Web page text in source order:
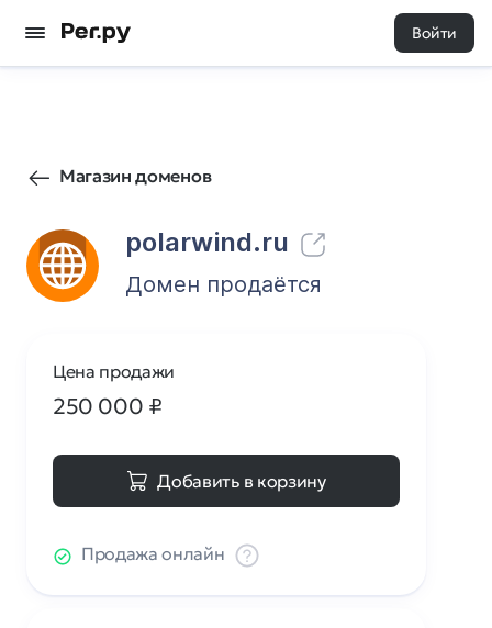
Войти
Магазин доменов
polarwind.ru
3 0
Домен продаётся
Цена продажи
250 000 ₽
Добавить в корзину
Продажа онлайн